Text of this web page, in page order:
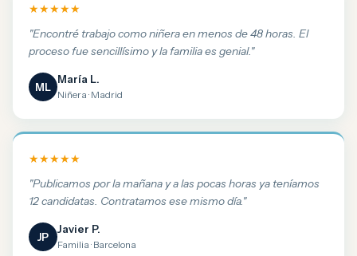
★★★★★
"Encontré trabajo como niñera en menos de 48 horas. El
proceso fue sencillísimo y la familia es genial."
ML
María L.
Niñera · Madrid
★★★★★
"Publicamos por la mañana y a las pocas horas ya teníamos
12 candidatas. Contratamos ese mismo día."
JP
Javier P.
Familia · Barcelona